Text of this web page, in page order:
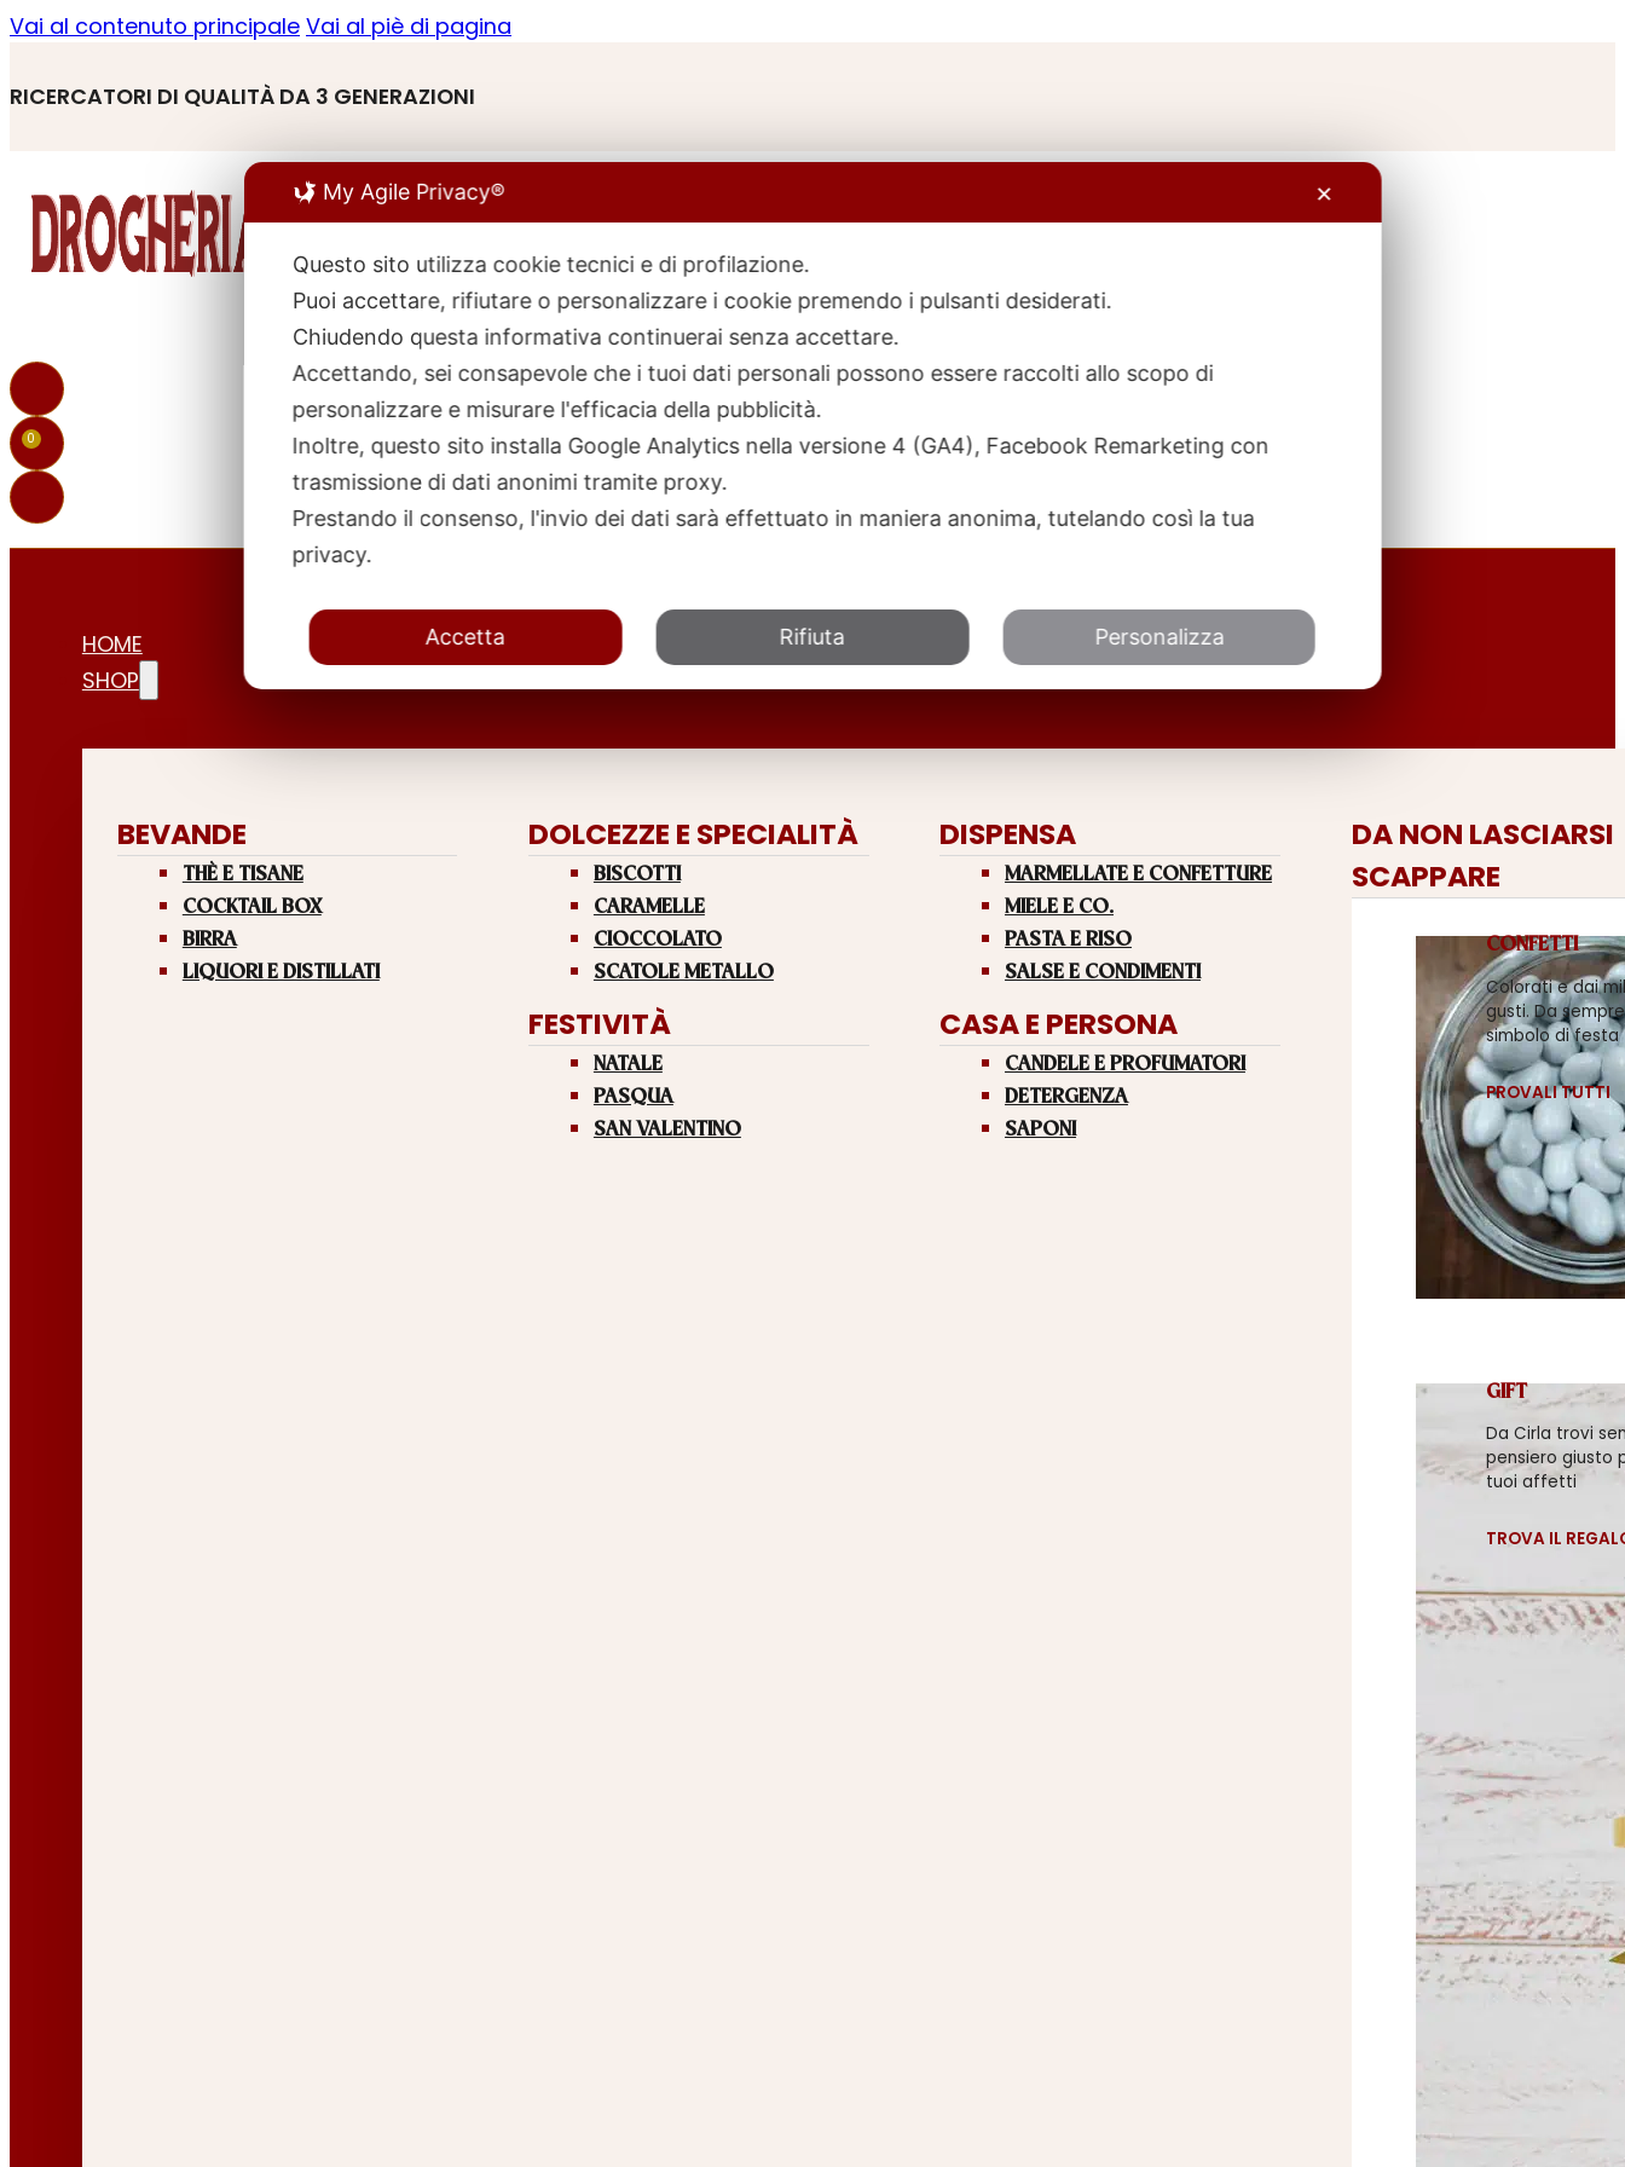
Vai al contenuto principale Vai al piè di pagina
RICERCATORI DI QUALITÀ DA 3 GENERAZIONI
Ricerca
prodotti
0
HOME
SHOP
BEVANDE
THÈ E TISANE
COCKTAIL BOX
BIRRA
LIQUORI E DISTILLATI
DOLCEZZE E SPECIALITÀ
BISCOTTI
CARAMELLE
CIOCCOLATO
SCATOLE METALLO
FESTIVITÀ
NATALE
PASQUA
SAN VALENTINO
DISPENSA
MARMELLATE E CONFETTURE
MIELE E CO.
PASTA E RISO
SALSE E CONDIMENTI
CASA E PERSONA
CANDELE E PROFUMATORI
DETERGENZA
SAPONI
DA NON LASCIARSI
SCAPPARE
CONFETTI
Colorati e dai
gusti. Da sempre
simbolo di festa
PROVALI TUTTI
GIFT
Da Cirla trovi
pensiero giusto
tuoi affetti
TROVA IL
My Agile Privacy® ✕
Questo sito utilizza cookie tecnici e di profilazione.
Puoi accettare, rifiutare o personalizzare i cookie premendo i pulsanti desiderati.
Chiudendo questa informativa continuerai senza accettare.
Accettando, sei consapevole che i tuoi dati personali possono essere raccolti allo scopo di
personalizzare e misurare l'efficacia della pubblicità.
Inoltre, questo sito installa Google Analytics nella versione 4 (GA4), Facebook Remarketing con
trasmissione di dati anonimi tramite proxy.
Prestando il consenso, l'invio dei dati sarà effettuato in maniera anonima, tutelando così la tua
privacy.
Accetta Rifiuta Personalizza